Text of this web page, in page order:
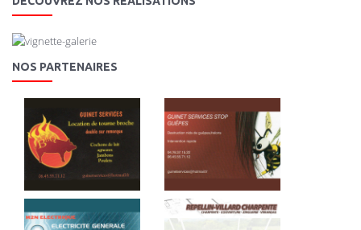
NOS PARTENAIRES